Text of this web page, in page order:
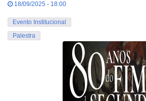
18/09/2025 - 18:00
Evento Institucional
Palestra